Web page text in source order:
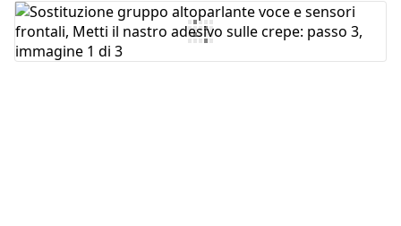
Aggiungi Commento